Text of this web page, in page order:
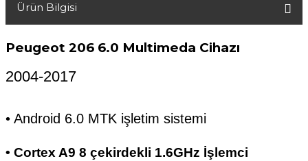
Ürün Bilgisi
Peugeot 206 6.0 Multimeda Cihazı
2004-2017
• Android 6.0 MTK işletim sistemi
• Cortex A9 8 çekirdekli 1.6GHz İşlemci